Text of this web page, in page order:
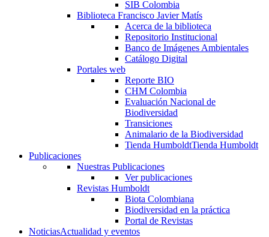
SIB Colombia
Biblioteca Francisco Javier Matís
Acerca de la biblioteca
Repositorio Institucional
Banco de Imágenes Ambientales
Catálogo Digital
Portales web
Reporte BIO
CHM Colombia
Evaluación Nacional de
Biodiversidad
Transiciones
Animalario de la Biodiversidad
Tienda HumboldtTienda Humboldt
Publicaciones
Nuestras Publicaciones
Ver publicaciones
Revistas Humboldt
Biota Colombiana
Biodiversidad en la práctica
Portal de Revistas
NoticiasActualidad y eventos